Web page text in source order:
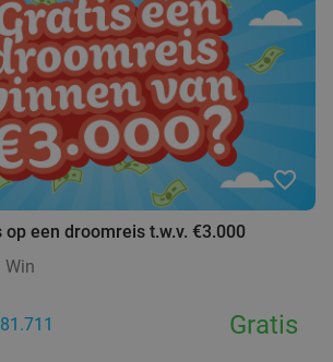
favorite_border
op een droomreis t.w.v. €3.000
Win
Gratis